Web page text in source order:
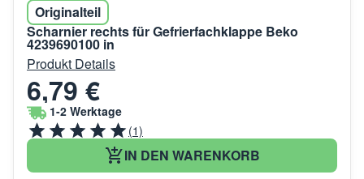
Originalteil
Scharnier rechts für Gefrierfachklappe Beko
4239690100 in
Produkt Details
6,79 €
1-2 Werktage
(1)
IN DEN WARENKORB